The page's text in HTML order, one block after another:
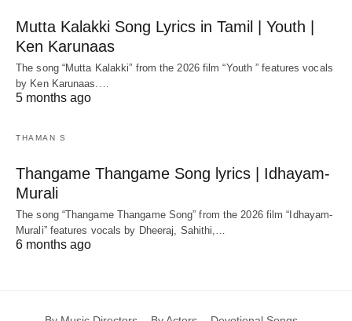
Mutta Kalakki Song Lyrics in Tamil | Youth |
Ken Karunaas
The song “Mutta Kalakki” from the 2026 film “Youth ” features vocals
by Ken Karunaas.…
5 months ago
THAMAN S
Thangame Thangame Song lyrics | Idhayam-
Murali
The song “Thangame Thangame Song” from the 2026 film “Idhayam-
Murali” features vocals by Dheeraj, Sahithi,…
6 months ago